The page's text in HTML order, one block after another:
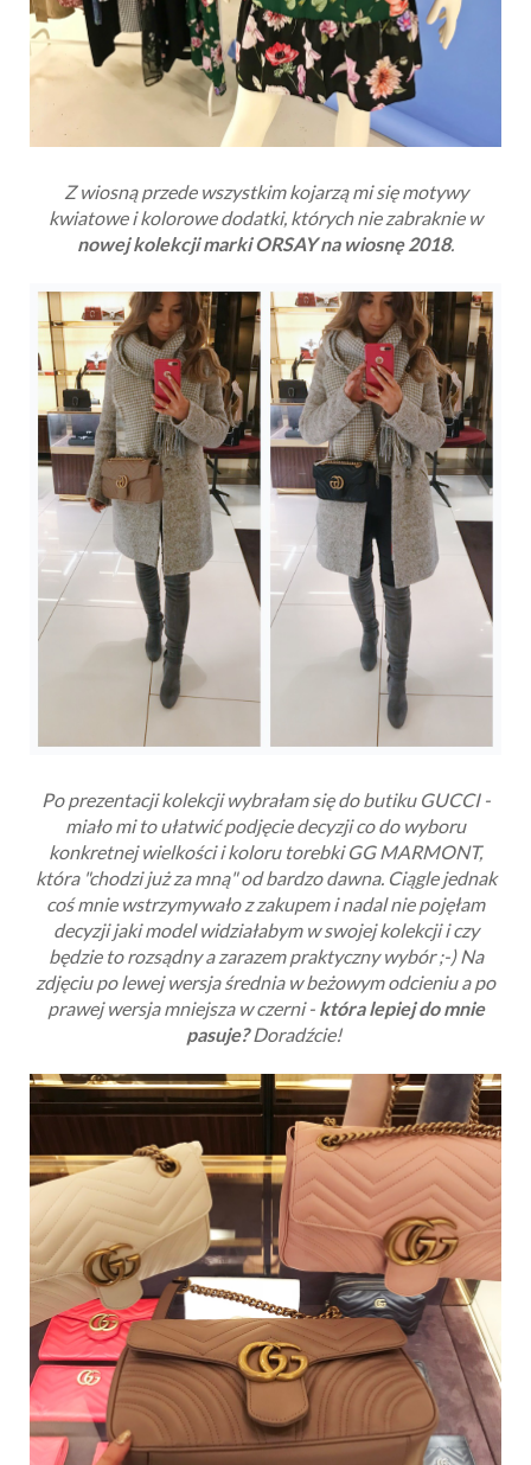
Z wiosną przede wszystkim kojarzą mi się motywy
kwiatowe i kolorowe dodatki, których nie zabraknie w
nowej kolekcji marki ORSAY na wiosnę 2018.
Po prezentacji kolekcji wybrałam się do butiku GUCCI -
miało mi to ułatwić podjęcie decyzji co do wyboru
konkretnej wielkości i koloru torebki GG MARMONT,
która "chodzi już za mną" od bardzo dawna. Ciągle jednak
coś mnie wstrzymywało z zakupem i nadal nie pojęłam
decyzji jaki model widziałabym w swojej kolekcji i czy
będzie to rozsądny a zarazem praktyczny wybór ;-) Na
zdjęciu po lewej wersja średnia w beżowym odcieniu a po
prawej wersja mniejsza w czerni - która lepiej do mnie
pasuje?Doradźcie!